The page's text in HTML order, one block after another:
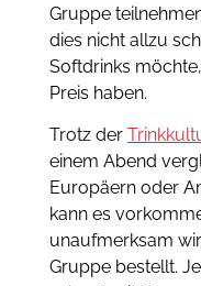
Gruppe
dies nicht allzu
Softdrinks
Preis haben.
Trotz der
einem Abend
Europäern oder
kann es
unaufmerksam
Gruppe bestellt.